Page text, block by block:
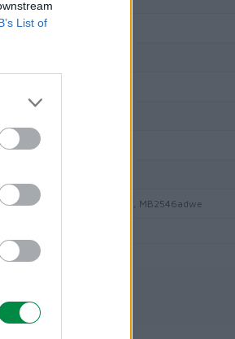
List of
Wydajność
Collection Program
B2546dw, MB2546ade, MB2546adwe